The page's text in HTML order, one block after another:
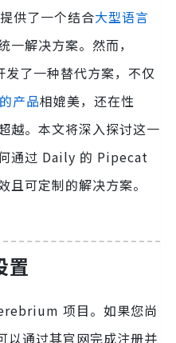
供了一个结合大型语言
一解决方案。然而，
了一种替代方案，不仅
产品相媲美，还在性
越。本文将深入探讨这一
通过 Daily 的 Pipecat
可定制的解决方案。
置
项目。如果您尚
通过其官网完成注册并